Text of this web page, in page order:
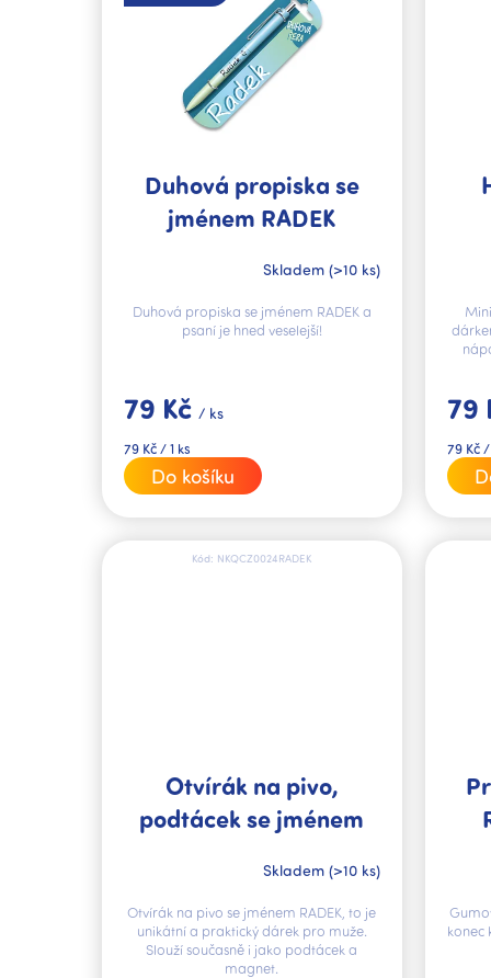
Duhová propiska se
jménem RADEK
Skladem (>10 ks)
79 Kč / ks
Měrná
cena:
79 Kč / 1 ks
Do košíku
Duhová propiska se jménem RADEK a
psaní je hned veselejší!
79
Měrná
cena:
79 Kč /
Otvírák na pivo,
podtácek se jménem
Skladem (>10 ks)
Otvírák na pivo se jménem RADEK, to je
unikátní a praktický dárek pro muže.
Slouží současně i jako podtácek a
magnet.
Kód: NKQCZ0024RADEK
konec